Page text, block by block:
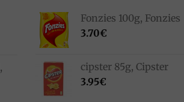
Fonzies 100g, Fonzies
3.70€
cipster 85g, Cipster
3.95€